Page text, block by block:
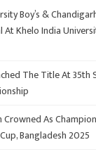
Boy’s &
At Khelo India
The Title At 35th
As
Bangladesh 2025